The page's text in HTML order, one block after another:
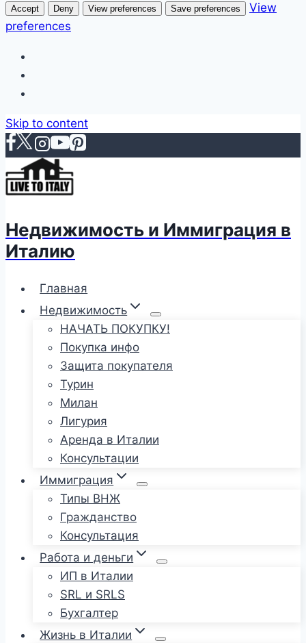
Accept Deny View preferences Save preferences
View
preferences
Skip to content
Недвижимость и Иммиграция в
Италию
Главная
Недвижимость
НАЧАТЬ ПОКУПКУ!
Покупка инфо
Защита покупателя
Турин
Милан
Лигурия
Аренда в Италии
Консультации
Иммиграция
Типы ВНЖ
Гражданство
Консультация
Работа и деньги
ИП в Италии
SRL и SRLS
Бухгалтер
Жизнь в Италии